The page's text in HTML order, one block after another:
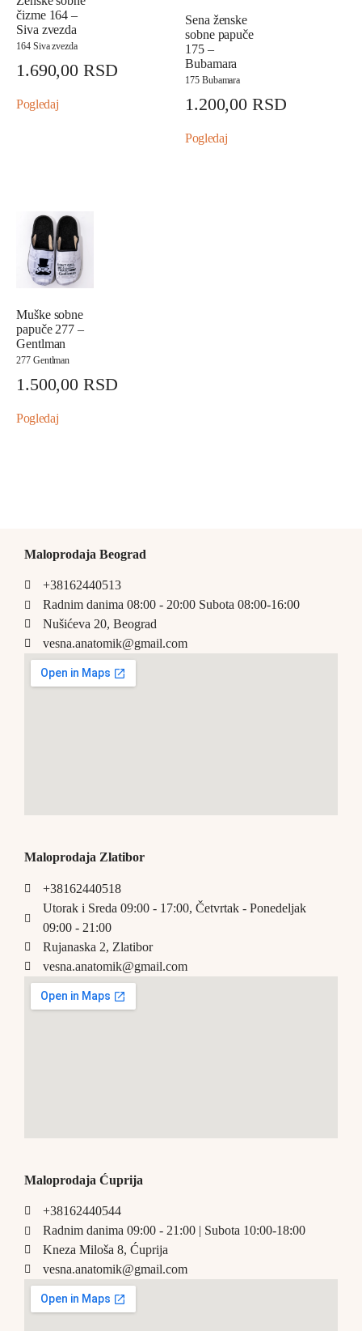
čizme 164 –
Siva zvezda
164 Siva zvezda
1.690,00RSD
Pogledaj
Sena ženske
sobne papuče
175 –
Bubamara
175 Bubamara
1.200,00RSD
Pogledaj
Muške sobne
papuče 277 –
Gentlman
277 Gentlman
1.500,00RSD
Pogledaj
Maloprodaja Beograd
+38162440513
Radnim danima 08:00 - 20:00 Subota 08:00-16:00
Nušićeva 20, Beograd
vesna.anatomik@gmail.com​
Maloprodaja Zlatibor
+38162440518
Utorak i Sreda 09:00 - 17:00, Četvrtak - Ponedeljak
09:00 - 21:00
Rujanaska 2, Zlatibor
vesna.anatomik@gmail.com​
Maloprodaja Ćuprija
+38162440544
Radnim danima 09:00 - 21:00 | Subota 10:00-18:00
Kneza Miloša 8, Ćuprija
vesna.anatomik@gmail.com​